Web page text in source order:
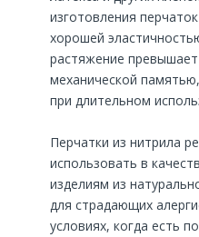
изготовления
хорошей
растяжение
механической
при длительном
Перчатки из нитрила
использовать в
изделиям из
для страдающих
условиях, когда есть